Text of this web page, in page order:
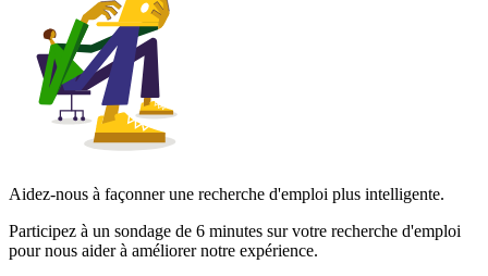
Aidez-nous à façonner une recherche d'emploi plus intelligente.
Participez à un sondage de 6 minutes sur votre recherche d'emploi
pour nous aider à améliorer notre expérience.